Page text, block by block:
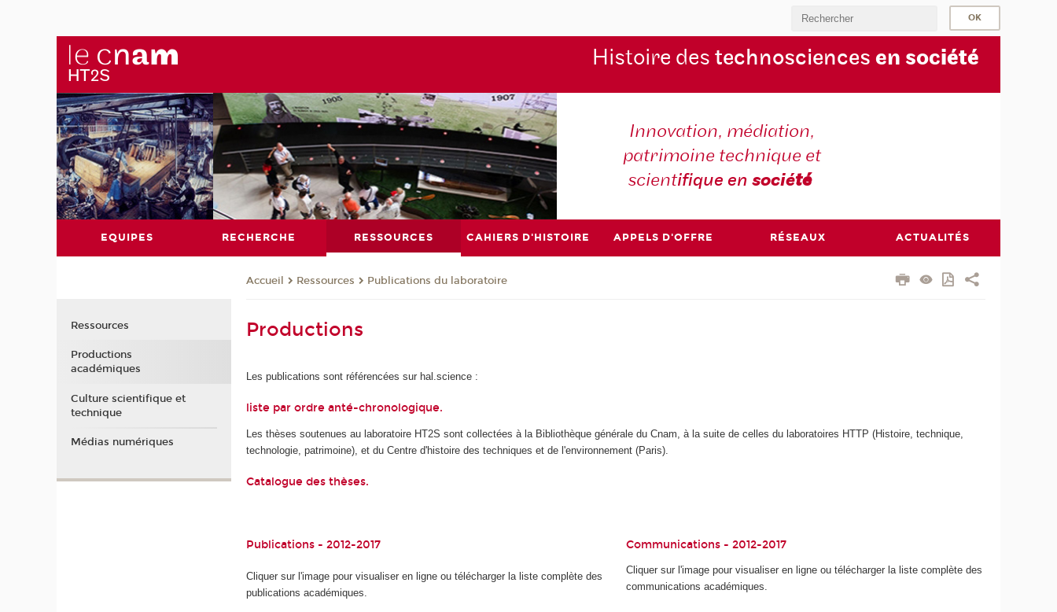
Histoire des technosciences en société
Innovation, médiation,
patrimoine technique et
scientifique ensociété
EQUIPES RECHERCHE RESSOURCES CAHIERS D'HISTOIRE APPELS D'OFFRE RÉSEAUX ACTUALITÉS
Accueil Ressources Publications du laboratoire
Productions
Les publications sont référencées sur hal.science :
liste par ordre anté-chronologique.
Les thèses soutenues au laboratoire HT2S sont collectées à la Bibliothèque générale du Cnam, à la suite de celles du laboratoires HTTP (Histoire, technique,
technologie, patrimoine), et du Centre d'histoire des techniques et de l'environnement (Paris).
Catalogue des thèses.
Publications - 2012-2017
Cliquer sur l'image pour visualiser en ligne ou télécharger la liste complète des
publications académiques.
Communications - 2012-2017
Cliquer sur l'image pour visualiser en ligne ou télécharger la liste complète des
communications académiques.
Ressources
Productions
académiques
Culture scientifique et
technique
Médias numériques